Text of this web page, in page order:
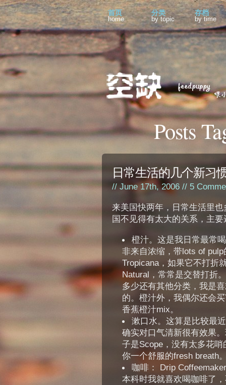
首页
home
分类
by topic
存档
by time
Posts
日常生活的几个新习
// June 17th, 2006 // 5
来美国快两年，日常生活里
国不见得有太大的关系，主
橙汁。这是我日常最常
非来自浓缩，带lots of
Tropicana，如果它不打折
Natural，常常是交替打折
多少还有其他分类，我是
的。橙汁外，我偶尔还会
香蕉橙汁mix。
漱口水。这算是比较最
确实对口气清新很有效果
子是Scope，没有太多花
你一个舒服的fresh breath
咖啡： Drip
本科时我就喜欢喝咖啡了